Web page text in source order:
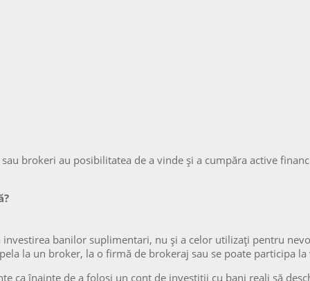
brokeri au posibilitatea de a vinde şi a cumpăra active
banilor suplimentari, nu şi a celor utilizați pentru
la un broker, la o firmă de brokeraj sau se poate participa
ca înainte de a folosi un cont de investiții cu bani reali să